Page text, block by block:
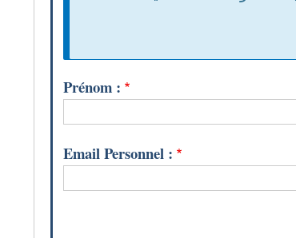
Prénom :
Email Personnel :